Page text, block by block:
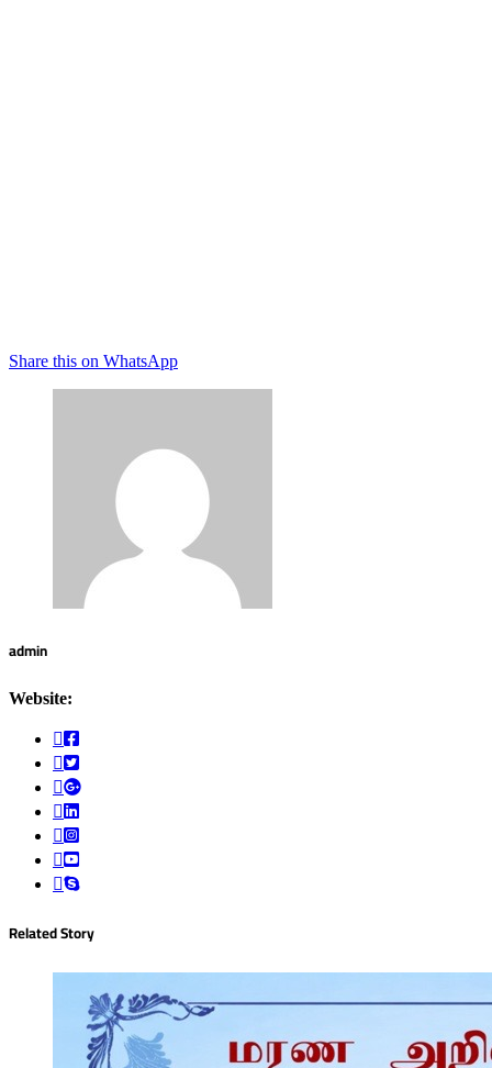
Share this on WhatsApp
admin
Website:
Related Story